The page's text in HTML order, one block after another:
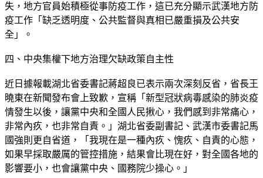
失，地方官員始積極從事防疫工作，這已充分顯示武漢地方防
疫工作「缺乏透明度、公共監督與真相已嚴重損及公共安
全」。
四、中央集權下地方治理欠缺政策自主性
近日據報載湖北省委書記蔣超良已表示兩次深刻反省，省長王
曉東在新聞發布會上致歉，宣稱「新型冠狀病毒感染的肺炎疫
情發生以後，讓黨中央和全國人民揪心，我們感到非常痛心，
非常內疚，也非常自責。」湖北省委副書記、武漢市委書記馬
國強則更自省道，「我現在是一種內疚、愧疚、自責的心態，
如果早採取嚴厲的管控措施，結果會比現在好，對全國各地的
影響要小，也會讓黨中央、國務院少操心。」